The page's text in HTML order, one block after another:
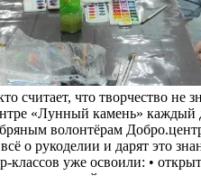
считает, что творчество не
«Лунный камень»
волонтёрам
о рукоделии и дарят это
уже освоили: •